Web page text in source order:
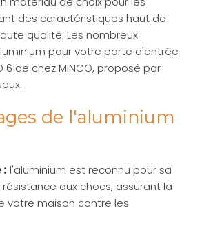
des caractéristiques haut de
qualité. Les nombreux
pour votre porte d'entrée
6 de chez MINCO, proposé par
de l'aluminium
: l'aluminium est reconnu pour sa
aux chocs, assurant la
votre maison contre les